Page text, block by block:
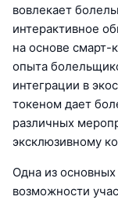
вовлекает
интерактивное
на основе смарт-
опыта
интеграции в
токеном дает
различных
эксклюзивному
Одна из
возможности